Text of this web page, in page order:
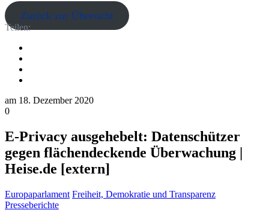
Zurück zur Übersicht
Teilen:
am 18. Dezember 2020
0
E-Privacy ausgehebelt: Datenschützer
gegen flächendeckende Überwachung |
Heise.de [extern]
Europaparlament Freiheit, Demokratie und Transparenz
Presseberichte